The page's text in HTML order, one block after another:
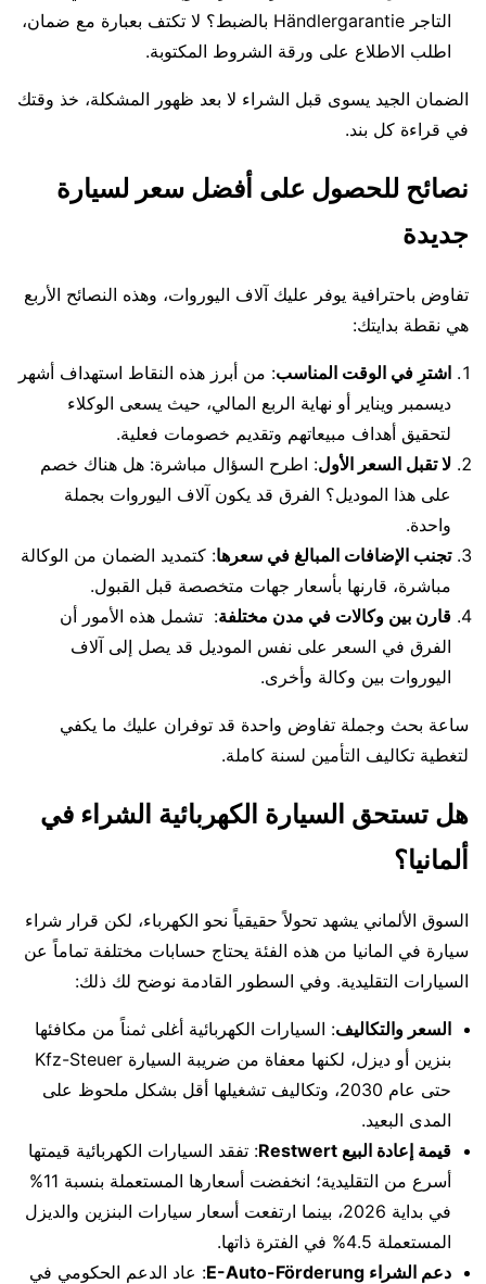
التاجر Händlergarantie بالضبط؟ لا تكتف بعبارة مع ضمان،
اطلب الاطلاع على ورقة الشروط المكتوبة.
الضمان الجيد يسوى قبل الشراء لا بعد ظهور المشكلة، خذ وقتك
في قراءة كل بند.
نصائح للحصول على أفضل سعر لسيارة
جديدة
تفاوض باحترافية يوفر عليك آلاف اليوروات، وهذه النصائح الأربع
هي نقطة بدايتك:
اشترِ في الوقت المناسب: من أبرز هذه النقاط استهداف أشهر
ديسمبر ويناير أو نهاية الربع المالي، حيث يسعى الوكلاء
لتحقيق أهداف مبيعاتهم وتقديم خصومات فعلية.
لا تقبل السعر الأول: اطرح السؤال مباشرة: هل هناك خصم
على هذا الموديل؟ الفرق قد يكون آلاف اليوروات بجملة
واحدة.
تجنب الإضافات المبالغ في سعرها: كتمديد الضمان من الوكالة
مباشرة، قارنها بأسعار جهات متخصصة قبل القبول.
قارن بين وكالات في مدن مختلفة: تشمل هذه الأمور أن
الفرق في السعر على نفس الموديل قد يصل إلى آلاف
اليوروات بين وكالة وأخرى.
ساعة بحث وجملة تفاوض واحدة قد توفران عليك ما يكفي
لتغطية تكاليف التأمين لسنة كاملة.
هل تستحق السيارة الكهربائية الشراء في
ألمانيا؟
السوق الألماني يشهد تحولاً حقيقياً نحو الكهرباء، لكن قرار شراء
سيارة في المانيا من هذه الفئة يحتاج حسابات مختلفة تماماً عن
السيارات التقليدية. وفي السطور القادمة نوضح لك ذلك:
السعر والتكاليف: السيارات الكهربائية أغلى ثمناً من مكافئها
بنزين أو ديزل، لكنها معفاة من ضريبة السيارة Kfz-Steuer
حتى عام 2030، وتكاليف تشغيلها أقل بشكل ملحوظ على
المدى البعيد.
قيمة إعادة البيع Restwert
: تفقد السيارات الكهربائية قيمتها
أسرع من التقليدية؛ انخفضت أسعارها المستعملة بنسبة 11%
في بداية 2026، بينما ارتفعت أسعار سيارات البنزين والديزل
المستعملة 4.5% في الفترة ذاتها.
دعم الشراء E-Auto-Förderung
: عاد الدعم الحكومي في